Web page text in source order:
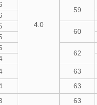
4.0
59
60
62
63
63
63